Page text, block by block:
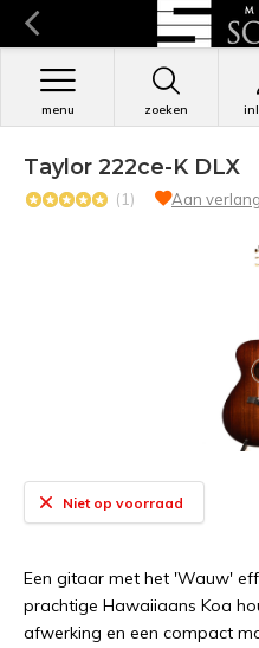
zoeken
menu
Taylor 222ce-K DLX
(1) Aan
Niet op voorraad
Een gitaar met het 'Wauw'
prachtige Hawaiiaans Koa
afwerking en een compact